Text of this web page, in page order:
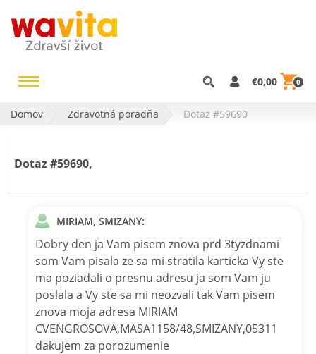
€0,00 0
Domov Zdravotná poradňa Dotaz #59690
Dotaz #59690,
MIRIAM, SMIZANY:
Dobry den ja Vam pisem znova prd 3tyzdnami
som Vam pisala ze sa mi stratila karticka Vy ste
ma poziadali o presnu adresu ja som Vam ju
poslala a Vy ste sa mi neozvali tak Vam pisem
znova moja adresa MIRIAM
CVENGROSOVA,MASA1158/48,SMIZANY,05311
dakujem za porozumenie